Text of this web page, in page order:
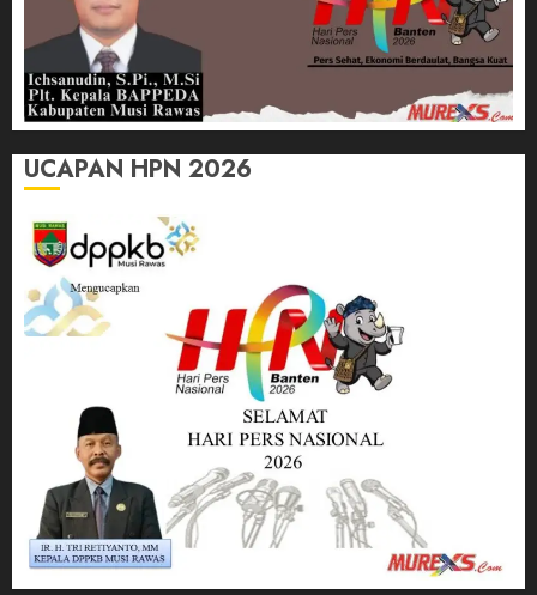
UCAPAN HPN 2026